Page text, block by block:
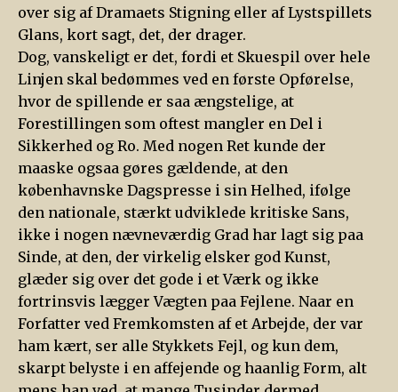
over sig af Dramaets Stigning eller af Lystspillets
Glans, kort sagt, det, der drager.
Dog, vanskeligt er det, fordi et Skuespil over hele
Linjen skal bedømmes ved en første Opførelse,
hvor de spillende er saa ængstelige, at
Forestillingen som oftest mangler en Del i
Sikkerhed og Ro. Med nogen Ret kunde der
maaske ogsaa gøres gældende, at den
københavnske Dagspresse i sin Helhed, ifølge
den nationale, stærkt udviklede kritiske Sans,
ikke i nogen nævneværdig Grad har lagt sig paa
Sinde, at den, der virkelig elsker god Kunst,
glæder sig over det gode i et Værk og ikke
fortrinsvis lægger Vægten paa Fejlene. Naar en
Forfatter ved Fremkomsten af et Arbejde, der var
ham kært, ser alle Stykkets Fejl, og kun dem,
skarpt belyste i en affejende og haanlig Form, alt